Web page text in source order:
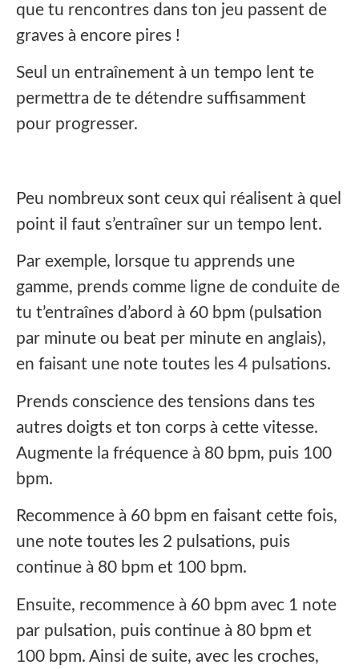
que tu rencontres dans ton jeu passent de
graves à encore pires !
Seul un entraînement à un tempo lent te
permettra de te détendre suffisamment
pour progresser.
Peu nombreux sont ceux qui réalisent à quel
point il faut s’entraîner sur un tempo lent.
Par exemple, lorsque tu apprends une
gamme, prends comme ligne de conduite de
tu t’entraînes d’abord à 60 bpm (pulsation
par minute ou beat per minute en anglais),
en faisant une note toutes les 4 pulsations.
Prends conscience des tensions dans tes
autres doigts et ton corps à cette vitesse.
Augmente la fréquence à 80 bpm, puis 100
bpm.
Recommence à 60 bpm en faisant cette fois,
une note toutes les 2 pulsations, puis
continue à 80 bpm et 100 bpm.
Ensuite, recommence à 60 bpm avec 1 note
par pulsation, puis continue à 80 bpm et
100 bpm. Ainsi de suite, avec les croches,